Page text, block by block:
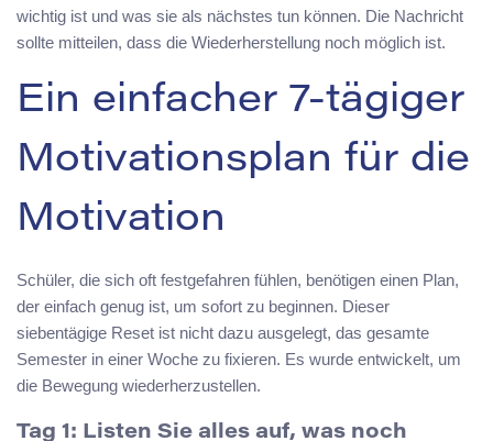
wichtig ist und was sie als nächstes tun können. Die Nachricht
sollte mitteilen, dass die Wiederherstellung noch möglich ist.
Ein einfacher 7-tägiger
Motivationsplan für die
Motivation
Schüler, die sich oft festgefahren fühlen, benötigen einen Plan,
der einfach genug ist, um sofort zu beginnen. Dieser
siebentägige Reset ist nicht dazu ausgelegt, das gesamte
Semester in einer Woche zu fixieren. Es wurde entwickelt, um
die Bewegung wiederherzustellen.
Tag 1: Listen Sie alles auf, was noch